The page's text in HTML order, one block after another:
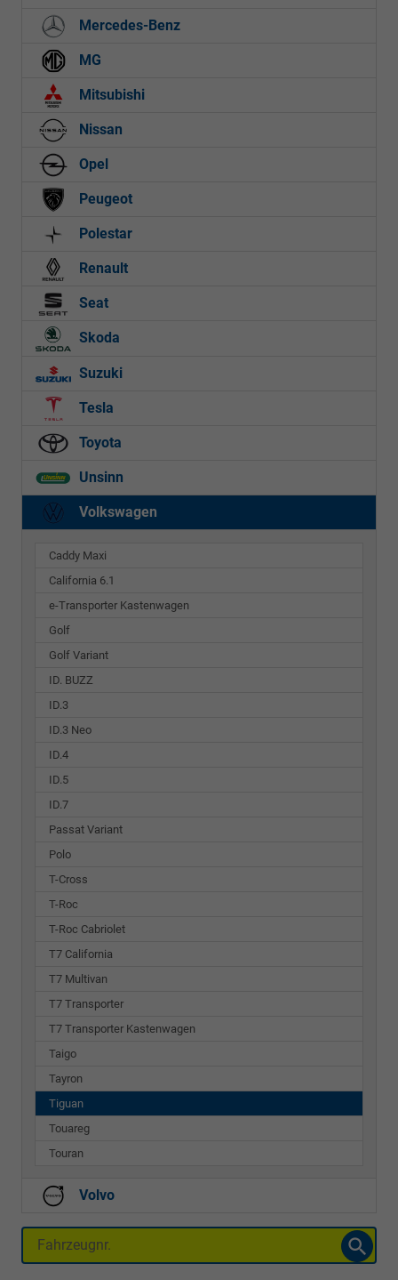
Mercedes-Benz
MG
Mitsubishi
Nissan
Opel
Peugeot
Polestar
Renault
Seat
Skoda
Suzuki
Tesla
Toyota
Unsinn
Volkswagen
Caddy Maxi
California 6.1
e-Transporter Kastenwagen
Golf
Golf Variant
ID. BUZZ
ID.3
ID.3 Neo
ID.4
ID.5
ID.7
Passat Variant
Polo
T-Cross
T-Roc
T-Roc Cabriolet
T7 California
T7 Multivan
T7 Transporter
T7 Transporter Kastenwagen
Taigo
Tayron
Tiguan
Touareg
Touran
Volvo
Fahrzeugnr.